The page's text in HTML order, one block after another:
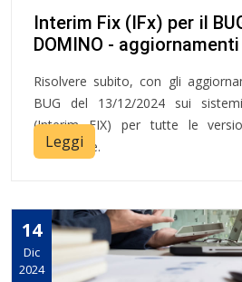
Interim Fix (IFx) per il
DOMINO -
Risolvere subito, con gli
BUG del 13/12/2024 sui
(Interim FIX) per tutte le
supportate.
Leggi
14
Dic
2024